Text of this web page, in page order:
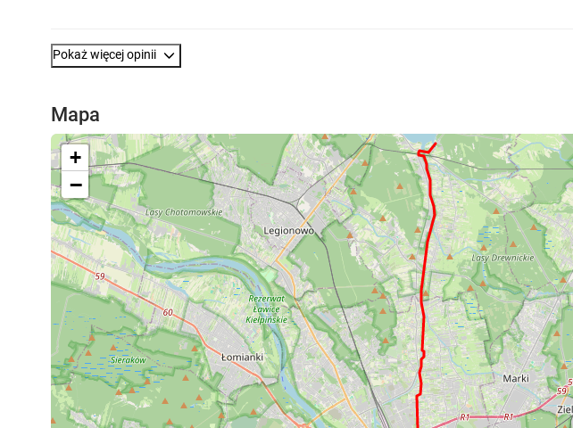
Pokaż więcej opinii
Mapa
+
−